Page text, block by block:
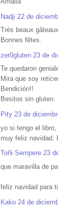
Nadji 22 de
Très beaux
Bonnes fêtes.
zer0gluten 23 de
Te quedaron
Mira que soy
Bendición!!
Besitos sin gluten.
Pity 23 de
yo si tengo el
muy feliz navidad.
Toñi Sempere 23
que maravilla de
feliz navidad para
Kako 24 de